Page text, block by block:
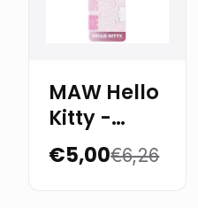
MAW Hello
Kitty -
Binder
clips 25
€5,00€6,26